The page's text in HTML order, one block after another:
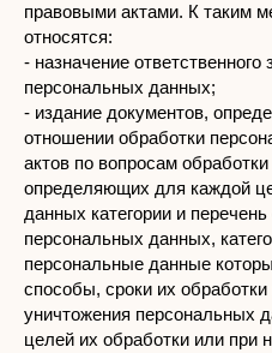
правовыми актами. К таким
относятся:
- назначение
персональных данных;
- издание документов,
отношении обработки
актов по вопросам
определяющих для каждой
данных категории и
персональных данных,
персональные данные
способы, сроки их
уничтожения персональных
целей их обработки или при